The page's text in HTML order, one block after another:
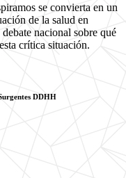
se convierta en un
de la salud en
nacional sobre qué
crítica situación.
DDHH